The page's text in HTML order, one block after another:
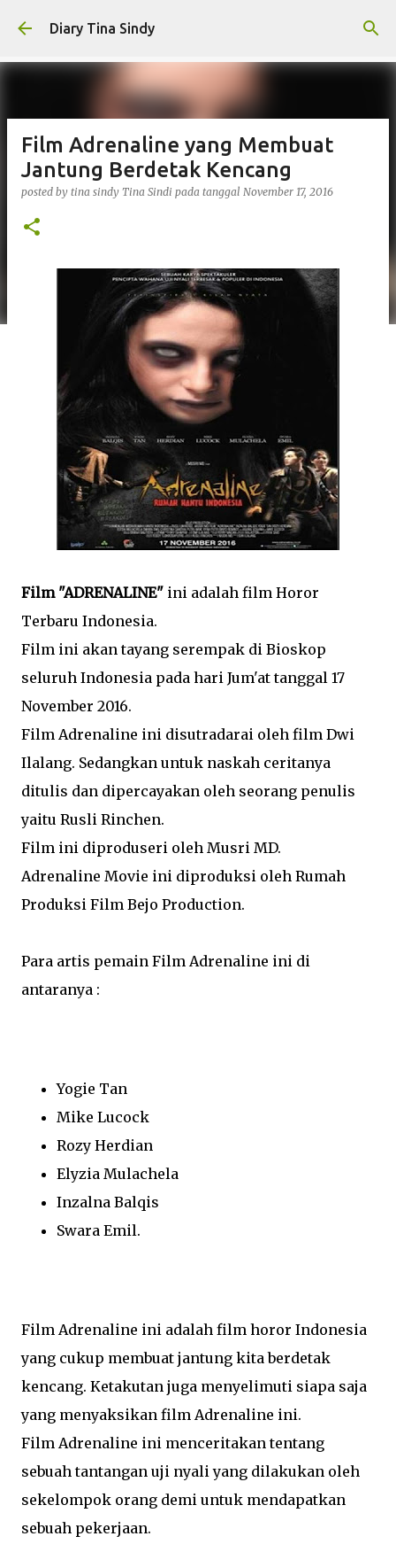
Langsung ke konten utama
Diary Tina Sindy
Film Adrenaline yang Membuat
Jantung Berdetak Kencang
posted by tina sindy Tina Sindi pada tanggal November 17, 2016
Film "ADRENALINE" ini adalah film Horor
Terbaru Indonesia.
Film ini akan tayang serempak di Bioskop
seluruh Indonesia pada hari Jum'at tanggal 17
November 2016.
Film Adrenaline ini disutradarai oleh film Dwi
Ilalang. Sedangkan untuk naskah ceritanya
ditulis dan dipercayakan oleh seorang penulis
yaitu Rusli Rinchen.
Film ini diproduseri oleh Musri MD.
Adrenaline Movie ini diproduksi oleh Rumah
Produksi Film Bejo Production.
Para artis pemain Film Adrenaline ini di
antaranya :
Yogie Tan
Mike Lucock
Rozy Herdian
Elyzia Mulachela
Inzalna Balqis
Swara Emil.
Film Adrenaline ini adalah film horor Indonesia
yang cukup membuat jantung kita berdetak
kencang. Ketakutan juga menyelimuti siapa saja
yang menyaksikan film Adrenaline ini.
Film Adrenaline ini menceritakan tentang
sebuah tantangan uji nyali yang dilakukan oleh
sekelompok orang demi untuk mendapatkan
sebuah pekerjaan.